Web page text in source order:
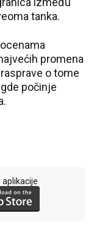
tanka.
promena
o tome
počinje
aplikacije